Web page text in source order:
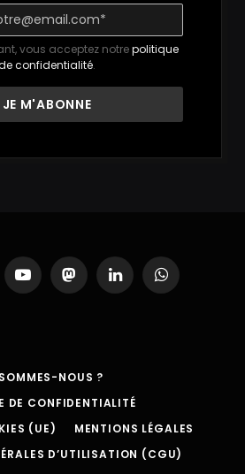
vous acceptez notrepolitique
confidentialité.
YouTubeMastodonLinkedInWhatsApp
NOUS ?
DE CONFIDENTIALITÉ
(UE)
MENTIONS LÉGALES
D’UTILISATION (CGU)